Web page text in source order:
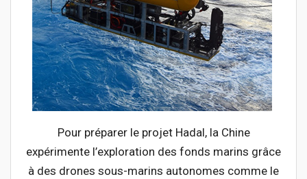
Pour préparer le projet Hadal, la Chine
expérimente l’exploration des fonds marins grâce
à des drones sous-marins autonomes comme le